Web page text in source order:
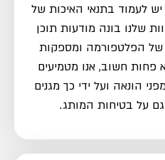
יש לעמוד בתנאי האיכות של
שלנו בונה מודעות תוכן
של הפלטפורמה ומספקות
חשוב, אנו מטמיעים
הונאה ועל ידי כך מגנים
על בטיחות המותג.